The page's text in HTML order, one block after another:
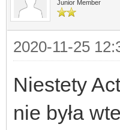
Junior Member
2020-11-25
Niestety
nie była